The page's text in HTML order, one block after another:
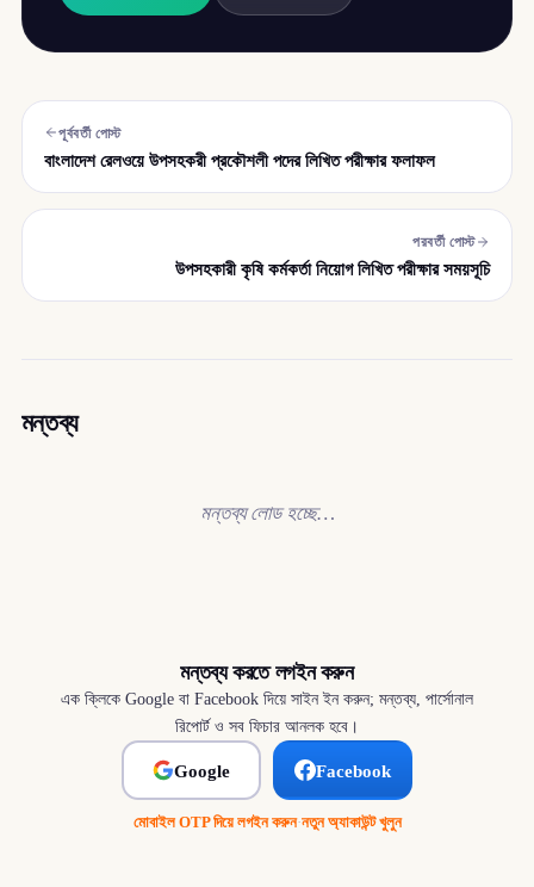
পূর্ববর্তী পোস্ট
বাংলাদেশ রেলওয়ে উপসহকরী প্রকৌশলী পদের লিখিত পরীক্ষার ফলাফল
পরবর্তী পোস্ট
উপসহকারী কৃষি কর্মকর্তা নিয়োগ লিখিত পরীক্ষার সময়সূচি
মন্তব্য
মন্তব্য লোড হচ্ছে…
মন্তব্য করতে লগইন করুন
এক ক্লিকে Google বা Facebook দিয়ে সাইন ইন করুন; মন্তব্য, পার্সোনাল
রিপোর্ট ও সব ফিচার আনলক হবে।
Google Facebook
মোবাইল OTP দিয়ে লগইন করুন·নতুন অ্যাকাউন্ট খুলুন